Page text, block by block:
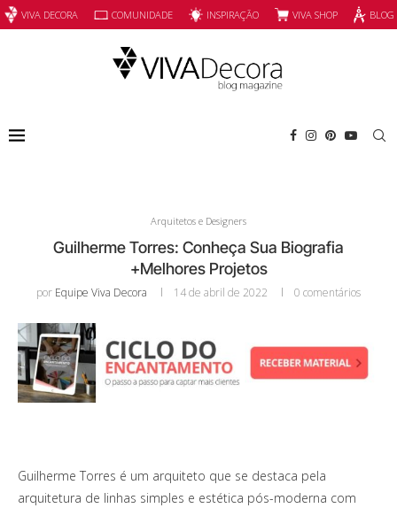
VIVA DECORA COMUNIDADE INSPIRAÇÃO VIVA SHOP
Arquitetos e Designers
Guilherme Torres: Conheça Sua Biografia
+Melhores Projetos
por Equipe Viva Decora 14 de abril de 2022 0 comentários
Guilherme Torres é um arquiteto que se destaca pela
arquitetura de linhas simples e estética pós-moderna com